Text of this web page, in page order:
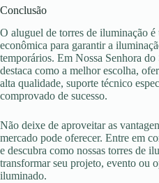
Conclusão
O aluguel de torres de iluminação é
econômica para garantir a
temporários. Em Nossa Senhora
destaca como a melhor escolha,
alta qualidade, suporte técnico
comprovado de sucesso.
Não deixe de aproveitar as
mercado pode oferecer. Entre em
e descubra como nossas torres de
transformar seu projeto, evento ou
iluminado.